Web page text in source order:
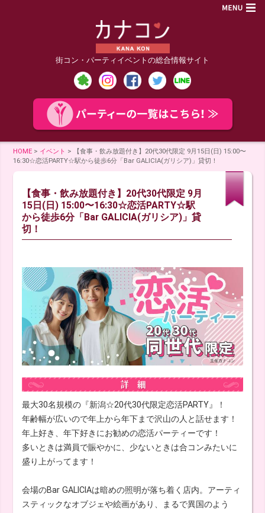
街コン・パーティイベントの総合情報サイト
HOME > イベント >
【食事・飲み放題付き】20代30代限定 9月15日(日) 15:00〜
16:30☆恋活PARTY☆駅から徒歩6分「Bar GALICIA(ガリシア)」貸切！
【食事・飲み放題付き】20代30代限定 9月
15日(日) 15:00〜16:30☆恋活PARTY☆駅
から徒歩6分「Bar GALICIA(ガリシア)」貸
切！
最大30名規模の『新潟☆20代30代限定恋活PARTY』！
年齢幅が広いので年上から年下まで沢山の人と話せます！
年上好き、年下好きにお勧めの恋活パーティーです！
多いときは満員で賑やかに、少ないときは合コンみたいに
盛り上がってます！
会場のBar GALICIAは暗めの照明が落ち着く店内。アーティ
スティックなオブジェや絵画があり、まるで異国のよう